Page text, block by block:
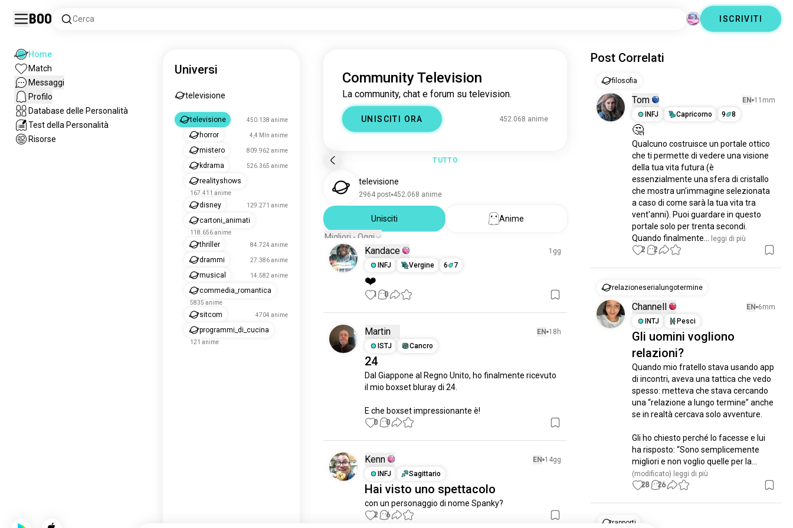
Boo Cerca ISCRIVITI
Home
Match
Messaggi
Profilo
Database delle Personalità
Test della Personalità
Risorse
Universi
televisione
televisione 450.138 anime
horror 4,4 Mln anime
mistero 809.962 anime
kdrama 526.365 anime
realityshows
167.411 anime
disney 129.271 anime
cartoni_animati
118.656 anime
thriller 84.724 anime
drammi 27.386 anime
musical 14.582 anime
commedia_romantica
5835 anime
sitcom 4704 anime
programmi_di_cucina
121 anime
Community Television
La community, chat e forum su television.
UNISCITI ORA 452.068 anime
TUTTO
televisione
2964 post 452.068 anime
Unisciti
Anime
Migliori - Oggi
Kandace
1gg
INFJ
Vergine 6 7
❤️
1 0
Martin EN 18h
ISTJ
Cancro
24
Dal Giappone al Regno Unito, ho finalmente ricevuto
il mio boxset bluray di 24.
E che boxset impressionante è!
0 0
Kenn EN 14gg
INFJ
Sagittario
Hai visto uno spettacolo
con un personaggio di nome Spanky?
2 6
Post Correlati
filosofia
Tom EN 11mm
INFJ
Capricorno 9 8
🤔
Qualcuno costruisce un portale ottico
che ti permette di vedere una visione
della tua vita futura (è
essenzialmente una sfera di cristallo
che mostra un'immagine selezionata
a caso di come sarà la tua vita tra
vent'anni). Puoi guardare in questo
portale solo per trenta secondi.
Quando finalmente...
leggi di più
2 2
relazioneserialungotermine
Channell EN 6mm
INTJ
Pesci
Gli uomini vogliono
relazioni?
Quando mio fratello stava usando app
di incontri, aveva una tattica che vedo
spesso: metteva che stava cercando
una “relazione a lungo termine” anche
se in realtà cercava solo avventure.
Gli ho chiesto perché lo facesse e lui
ha risposto: “Sono semplicemente
migliori e non voglio quelle per la...
(modificato) leggi di più
28 26
rapporti
si è appena iscritt*.